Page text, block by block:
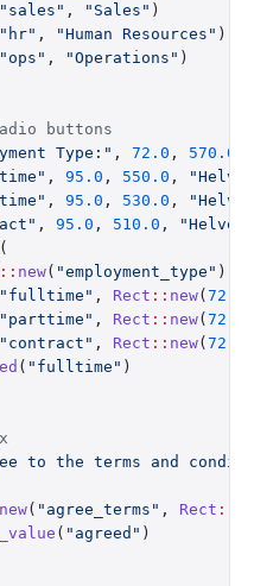
"sales" , "Sales" )
"hr" , "Human Resources" )
"ops" , "Operations" )
buttons
Type:" , 72.0 , 570.0
, 95.0 , 550.0 ,
, 95.0 , 530.0 ,
, 95.0 , 510.0 ,
(
:: new( "employment_type" )
"fulltime" , Rect :: new( 72.0
"parttime" , Rect :: new( 72.0
"contract" , Rect :: new( 72.0
( "fulltime" )
to the terms and
new( "agree_terms" , Rect ::
( "agreed" )